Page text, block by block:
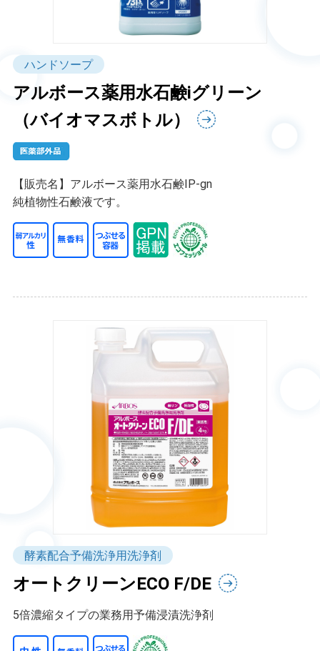
ハンドソープ
アルボース薬用水石鹸iグリーン
（バイオマスボトル）
【販売名】アルボース薬用水石鹸IP-gn
純植物性石鹸液です。
酵素配合予備洗浄用洗浄剤
オートクリーンECO F/DE
5倍濃縮タイプの業務用予備浸漬洗浄剤